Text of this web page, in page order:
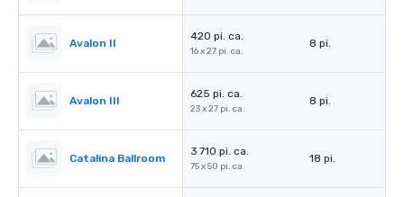
Avalon II
420 pi. ca.
16 x 27 pi. ca.
8 pi.
Avalon III
625 pi. ca.
23 x 27 pi. ca.
8 pi.
Catalina Ballroom
3 710 pi. ca.
75 x 50 pi. ca.
18 pi.